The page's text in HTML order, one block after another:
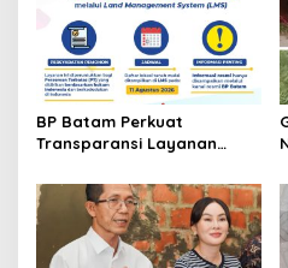
p
o
s
BP Batam Perkuat
Transparansi Layanan
Reguler Segera Hadir
Melalui LMS